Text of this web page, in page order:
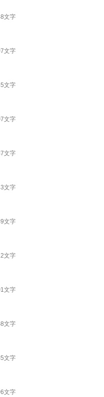
文字
文字
文字
文字
文字
文字
文字
文字
文字
文字
文字
文字